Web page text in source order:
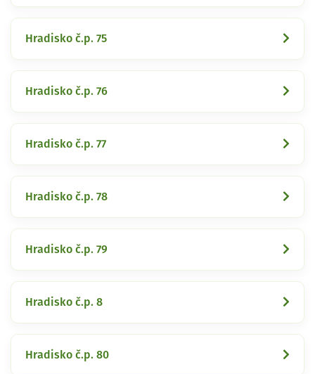
Hradisko č.p. 75
Hradisko č.p. 76
Hradisko č.p. 77
Hradisko č.p. 78
Hradisko č.p. 79
Hradisko č.p. 8
Hradisko č.p. 80